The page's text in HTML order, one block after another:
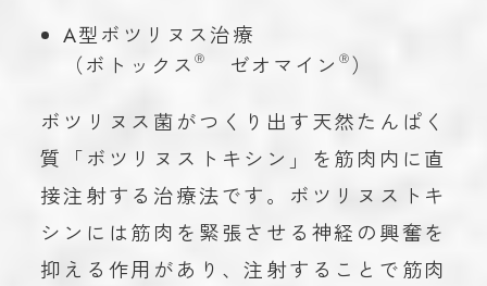
A型ボツリヌス治療
（ボトックスⓇ ゼオマイン Ⓡ ）
ボツリヌス菌がつくり出す天然たんぱく
質「ボツリヌストキシン」を筋肉内に直
接注射する治療法です。ボツリヌストキ
シンには筋肉を緊張させる神経の興奮を
抑える作用があり、注射することで筋肉